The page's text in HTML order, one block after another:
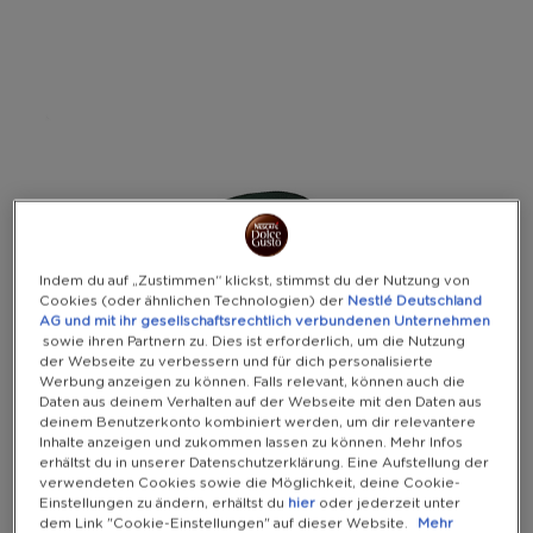
Indem du auf „Zustimmen“ klickst, stimmst du der Nutzung von
Cookies (oder ähnlichen Technologien) der Nestlé Deutschland
AG und mit ihr gesellschaftsrechtlich verbundenen Unternehmen
sowie ihren Partnern zu. Dies ist erforderlich, um die Nutzung
der Webseite zu verbessern und für dich personalisierte
Werbung anzeigen zu können. Falls relevant, können auch die
Daten aus deinem Verhalten auf der Webseite mit den Daten aus
deinem Benutzerkonto kombiniert werden, um dir relevantere
Inhalte anzeigen und zukommen lassen zu können. Mehr Infos
erhältst du in unserer Datenschutzerklärung. Eine Aufstellung der
verwendeten Cookies sowie die Möglichkeit, deine Cookie-
Einstellungen zu ändern, erhältst du hier oder jederzeit unter
dem Link "Cookie-Einstellungen" auf dieser Website.
Mehr